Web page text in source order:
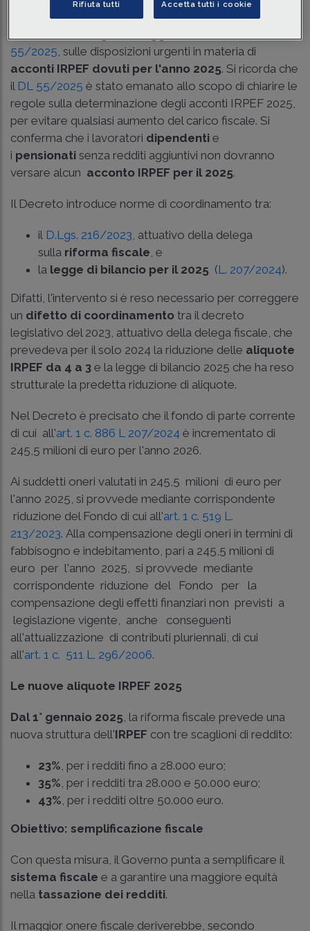
Senatoha approvato, in prima lettura e senza
55/2025, sulle disposizioni urgenti in materia di
acconti IRPEF dovuti per l'anno 2025. Si ricorda che
il DL 55/2025 è stato emanato allo scopo di chiarire le
regole sulla determinazione degli acconti IRPEF 2025,
per evitare qualsiasi aumento del carico fiscale. Si
conferma che i lavoratori dipendenti e
i pensionati senza redditi aggiuntivi non dovranno
versare alcun acconto IRPEF per il 2025.
Il Decreto introduce norme di coordinamento tra:
il D.Lgs. 216/2023, attuativo della delega
sulla riforma fiscale, e
la legge di bilancio per il 2025 (L. 207/2024).
Difatti, l'intervento si è reso necessario per correggere
un difetto di coordinamento tra il decreto
legislativo del 2023, attuativo della delega fiscale, che
prevedeva per il solo 2024 la riduzione delle aliquote
IRPEF da 4 a 3 e la legge di bilancio 2025 che ha reso
strutturale la predetta riduzione di aliquote.
Nel Decreto è precisato che il fondo di parte corrente
di cui all'art. 1 c. 886 L 207/2024 è incrementato di
245,5 milioni di euro per l'anno 2026.
Ai suddetti oneri valutati in 245,5 milioni di euro per
l'anno 2025, si provvede mediante corrispondente
riduzione del Fondo di cui all'art. 1 c. 519 L.
213/2023. Alla compensazione degli oneri in termini di
fabbisogno e indebitamento, pari a 245,5 milioni di
euro per l'anno 2025, si provvede mediante
corrispondente riduzione del Fondo per la
compensazione degli effetti finanziari non previsti a
legislazione vigente, anche conseguenti
all'attualizzazione di contributi pluriennali, di cui
all'art. 1 c. 511 L. 296/2006.
Le nuove aliquote IRPEF 2025
Dal 1° gennaio 2025, la riforma fiscale prevede una
nuova struttura dell'IRPEF con tre scaglioni di reddito:
23%, per i redditi fino a 28.000 euro;
35%, per i redditi tra 28.000 e 50.000 euro;
43%, per i redditi oltre 50.000 euro.
Obiettivo: semplificazione fiscale
Con questa misura, il Governo punta a semplificare il
sistema fiscale e a garantire una maggiore equità
nella tassazione dei redditi.
Il maggior onere fiscale deriverebbe, secondo
Rifiuta tutti Accetta tutti i cookie